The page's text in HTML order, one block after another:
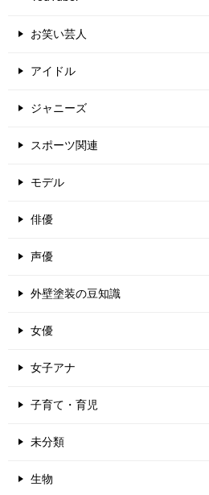
お笑い芸人
アイドル
ジャニーズ
スポーツ関連
モデル
俳優
声優
外壁塗装の豆知識
女優
女子アナ
子育て・育児
未分類
生物